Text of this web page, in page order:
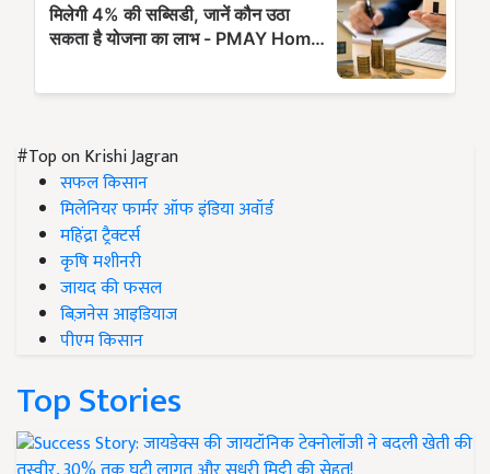
#Top on Krishi Jagran
सफल किसान
मिलेनियर फार्मर ऑफ इंडिया अवॉर्ड
महिंद्रा ट्रैक्टर्स
कृषि मशीनरी
जायद की फसल
बिज़नेस आइडियाज
पीएम किसान
Top Stories